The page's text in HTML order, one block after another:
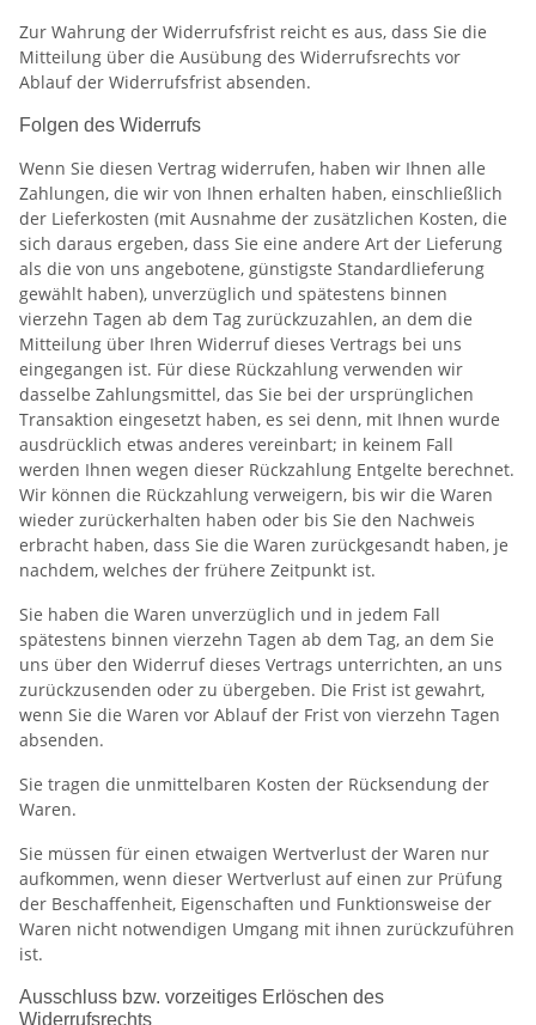
Zur Wahrung der Widerrufsfrist reicht es aus, dass Sie die
Mitteilung über die Ausübung des Widerrufsrechts vor
Ablauf der Widerrufsfrist absenden.
Folgen des Widerrufs
Wenn Sie diesen Vertrag widerrufen, haben wir Ihnen alle
Zahlungen, die wir von Ihnen erhalten haben, einschließlich
der Lieferkosten (mit Ausnahme der zusätzlichen Kosten, die
sich daraus ergeben, dass Sie eine andere Art der Lieferung
als die von uns angebotene, günstigste Standardlieferung
gewählt haben), unverzüglich und spätestens binnen
vierzehn Tagen ab dem Tag zurückzuzahlen, an dem die
Mitteilung über Ihren Widerruf dieses Vertrags bei uns
eingegangen ist. Für diese Rückzahlung verwenden wir
dasselbe Zahlungsmittel, das Sie bei der ursprünglichen
Transaktion eingesetzt haben, es sei denn, mit Ihnen wurde
ausdrücklich etwas anderes vereinbart; in keinem Fall
werden Ihnen wegen dieser Rückzahlung Entgelte berechnet.
Wir können die Rückzahlung verweigern, bis wir die Waren
wieder zurückerhalten haben oder bis Sie den Nachweis
erbracht haben, dass Sie die Waren zurückgesandt haben, je
nachdem, welches der frühere Zeitpunkt ist.
Sie haben die Waren unverzüglich und in jedem Fall
spätestens binnen vierzehn Tagen ab dem Tag, an dem Sie
uns über den Widerruf dieses Vertrags unterrichten, an uns
zurückzusenden oder zu übergeben. Die Frist ist gewahrt,
wenn Sie die Waren vor Ablauf der Frist von vierzehn Tagen
absenden.
Sie tragen die unmittelbaren Kosten der Rücksendung der
Waren.
Sie müssen für einen etwaigen Wertverlust der Waren nur
aufkommen, wenn dieser Wertverlust auf einen zur Prüfung
der Beschaffenheit, Eigenschaften und Funktionsweise der
Waren nicht notwendigen Umgang mit ihnen zurückzuführen
ist.
Ausschluss bzw. vorzeitiges Erlöschen des
Widerrufsrechts